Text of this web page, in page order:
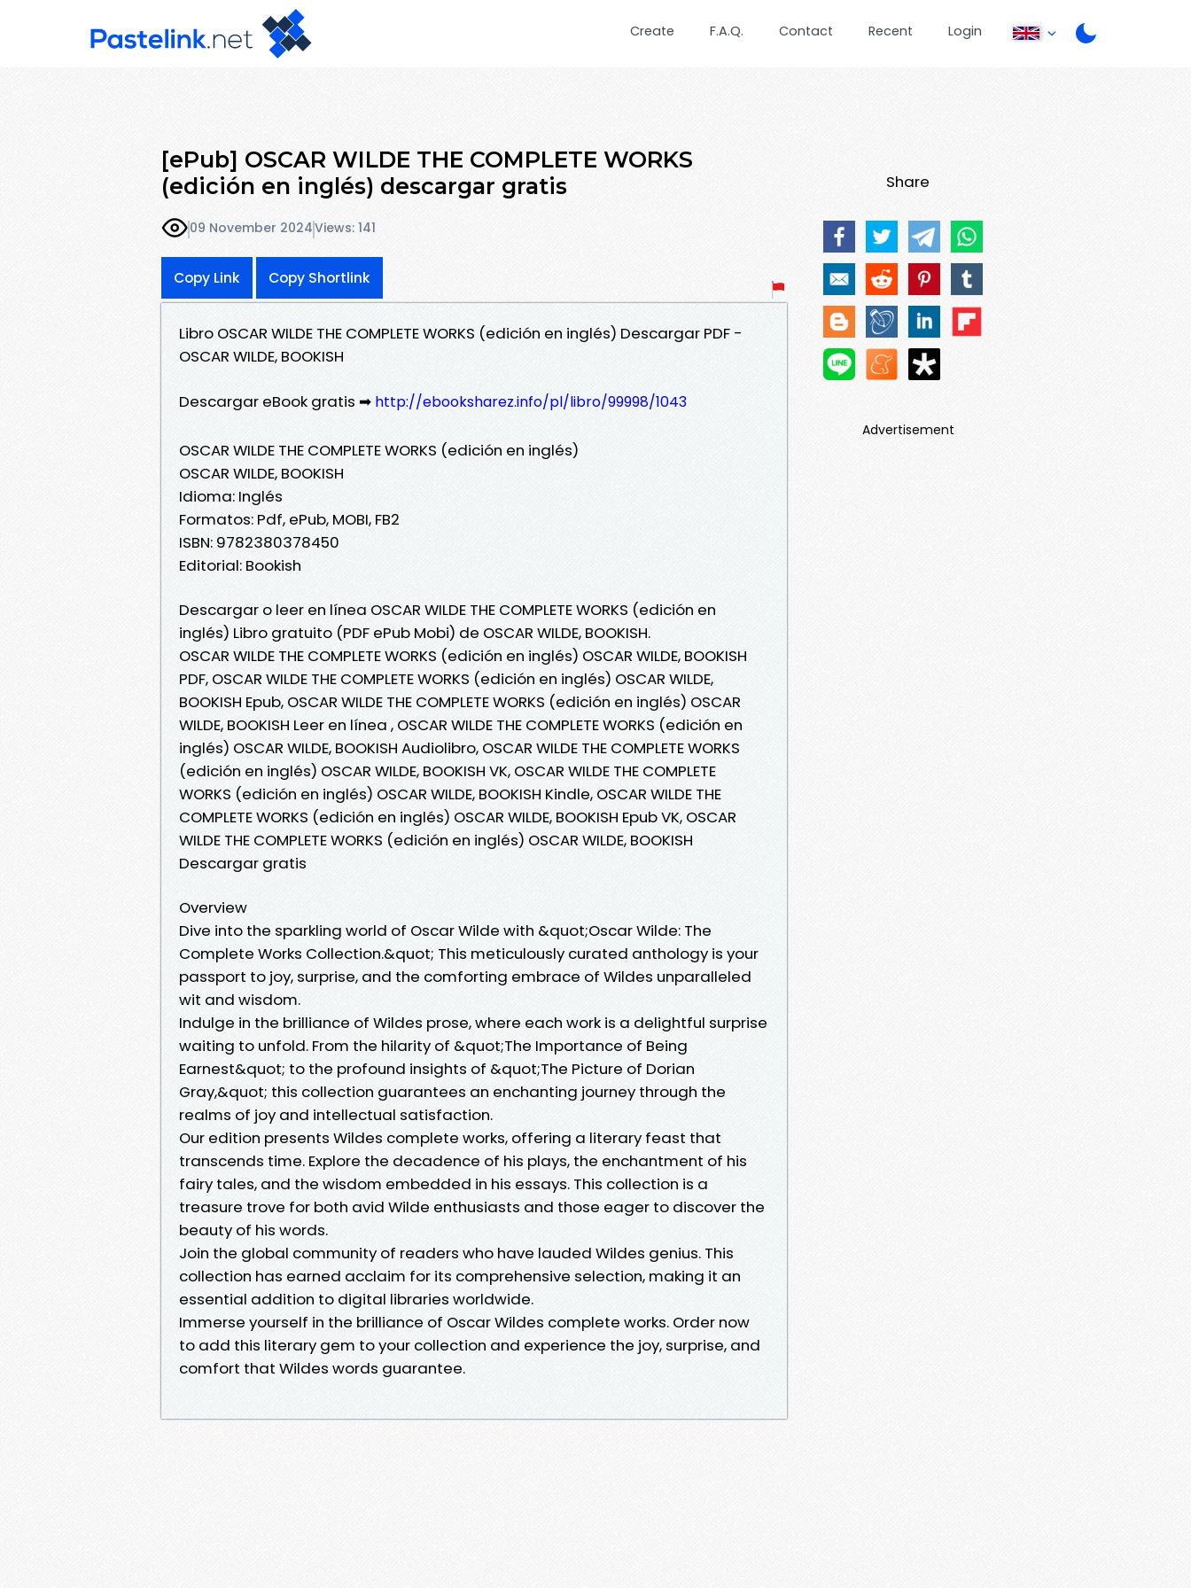
Create F.A.Q. Contact Recent Login
[ePub] OSCAR WILDE THE COMPLETE WORKS
(edición en inglés) descargar gratis
09 November 2024Views: 141
Copy Link Copy Shortlink
Libro OSCAR WILDE THE COMPLETE WORKS (edición en inglés) Descargar PDF -
OSCAR WILDE, BOOKISH
Descargar eBook gratis ➡ http://ebooksharez.info/pl/libro/99998/1043
OSCAR WILDE THE COMPLETE WORKS (edición en inglés)
OSCAR WILDE, BOOKISH
Idioma: Inglés
Formatos: Pdf, ePub, MOBI, FB2
ISBN: 9782380378450
Editorial: Bookish
Descargar o leer en línea OSCAR WILDE THE COMPLETE WORKS (edición en
inglés) Libro gratuito (PDF ePub Mobi) de OSCAR WILDE, BOOKISH.
OSCAR WILDE THE COMPLETE WORKS (edición en inglés) OSCAR WILDE, BOOKISH
PDF, OSCAR WILDE THE COMPLETE WORKS (edición en inglés) OSCAR WILDE,
BOOKISH Epub, OSCAR WILDE THE COMPLETE WORKS (edición en inglés) OSCAR
WILDE, BOOKISH Leer en línea , OSCAR WILDE THE COMPLETE WORKS (edición en
inglés) OSCAR WILDE, BOOKISH Audiolibro, OSCAR WILDE THE COMPLETE WORKS
(edición en inglés) OSCAR WILDE, BOOKISH VK, OSCAR WILDE THE COMPLETE
WORKS (edición en inglés) OSCAR WILDE, BOOKISH Kindle, OSCAR WILDE THE
COMPLETE WORKS (edición en inglés) OSCAR WILDE, BOOKISH Epub VK, OSCAR
WILDE THE COMPLETE WORKS (edición en inglés) OSCAR WILDE, BOOKISH
Descargar gratis
Overview
Dive into the sparkling world of Oscar Wilde with &quot;Oscar Wilde: The
Complete Works Collection.&quot; This meticulously curated anthology is your
passport to joy, surprise, and the comforting embrace of Wildes unparalleled
wit and wisdom.
Indulge in the brilliance of Wildes prose, where each work is a delightful surprise
waiting to unfold. From the hilarity of &quot;The Importance of Being
Earnest&quot; to the profound insights of &quot;The Picture of Dorian
Gray,&quot; this collection guarantees an enchanting journey through the
realms of joy and intellectual satisfaction.
Our edition presents Wildes complete works, offering a literary feast that
transcends time. Explore the decadence of his plays, the enchantment of his
fairy tales, and the wisdom embedded in his essays. This collection is a
treasure trove for both avid Wilde enthusiasts and those eager to discover the
beauty of his words.
Join the global community of readers who have lauded Wildes genius. This
collection has earned acclaim for its comprehensive selection, making it an
essential addition to digital libraries worldwide.
Immerse yourself in the brilliance of Oscar Wildes complete works. Order now
to add this literary gem to your collection and experience the joy, surprise, and
comfort that Wildes words guarantee.
Share
Advertisement